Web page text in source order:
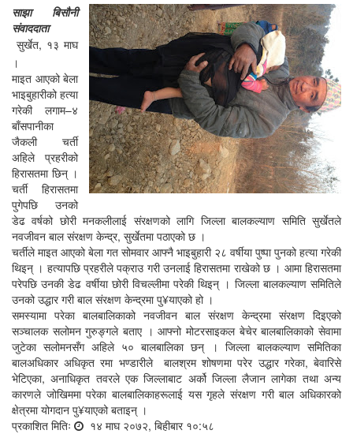
साझा बिसौनी
संवाददाता
सुर्खेत, १३ माघ
।
माइत आएको बेला
भाइबुहारीको हत्या
गरेकी लगाम–४
बाँसपानीका
जैकली चर्ती
अहिले प्रहरीको
हिरासतमा छिन् ।
चर्ती हिरासतमा
पुगेपछि उनको
डेढ वर्षको छोरी मनकलीलाई संरक्षणको लागि जिल्ला बालकल्याण समिति सुर्खेतले
नवजीवन बाल संरक्षण केन्द्र, सुर्खेतमा पठाएको छ ।
चर्तीले माइत आएको बेला गत सोमवार आफ्नै भाइबुहारी २८ वर्षीया पुष्पा पुनको हत्या गरेकी
थिइन् । हत्यापछि प्रहरीले पक्राउ गरी उनलाई हिरासतमा राखेको छ । आमा हिरासतमा
परेपछि उनकी डेढ वर्षीया छोरी विचल्लीमा परेकी थिइन् । जिल्ला बालकल्याण समितिले
उनको उद्धार गरी बाल संरक्षण केन्द्रमा पु¥याएको हो ।
समस्यामा परेका बालबालिकाको नवजीवन बाल संरक्षण केन्द्रमा संरक्षण दिइएको
सञ्चालक सलोमन गुरुङ्गले बताए । आफ्नो मोटरसाइकल बेचेर बालबालिकाको सेवामा
जुटेका सलोमनसँग अहिले ५० बालबालिका छन् । जिल्ला बालकल्याण समितिका
बालअधिकार अधिकृत रमा भण्डारीले बालश्रम शोषणमा परेर उद्धार गरेका, बेवारिसे
भेटिएका, अनाधिकृत तवरले एक जिल्लाबाट अर्को जिल्ला लैजान लागेका तथा अन्य
कारणले जोखिममा परेका बालबालिकाहरूलाई यस गृहले संरक्षण गरी बाल अधिकारको
क्षेत्रमा योगदान पु¥याएको बताइन् ।
प्रकाशित मितिः
१४ माघ २०७२, बिहीबार १०:५८